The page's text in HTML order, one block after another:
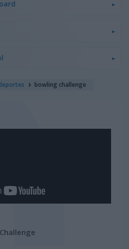
bowling challenge